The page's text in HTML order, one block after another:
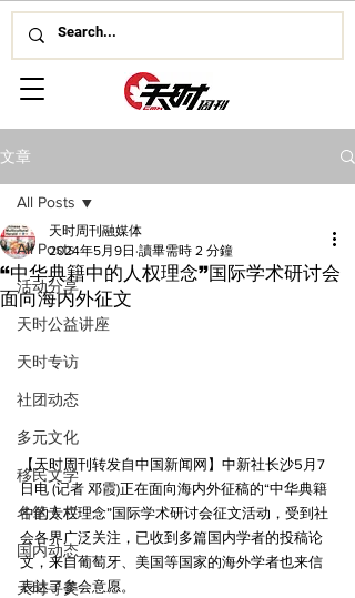
文章
All Posts
活动分享
天时公益讲座
天时专访
社团动态
多元文化
移民文学
名笔专栏
国内动态
天时寻美
All Posts
“中华典籍中的人权理念”国际学术研讨会
面向海内外征文
天时周刊融媒体
2024年5月9日 讀畢需時 2 分鐘
【天时周刊转发自中国新闻网】中新社长沙5月7
日电 (记者 邓霞)正在面向海内外征稿的“中华典籍
中的人权理念”国际学术研讨会征文活动，受到社
会各界广泛关注，已收到多篇国内学者的投稿论
文，来自葡萄牙、美国等国家的海外学者也来信
表达了参会意愿。